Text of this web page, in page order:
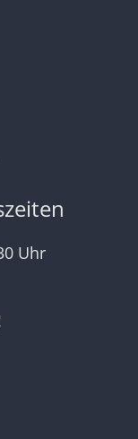
Uhr